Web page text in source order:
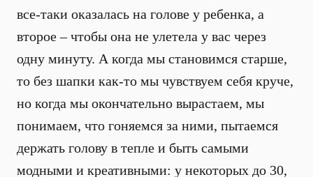
все-таки оказалась на голове у ребенка, а
второе – чтобы она не улетела у вас через
одну минуту. А когда мы становимся старше,
то без шапки как-то мы чувствуем себя круче,
но когда мы окончательно вырастаем, мы
понимаем, что гоняемся за ними, пытаемся
держать голову в тепле и быть самыми
модными и креативными: у некоторых до 30,